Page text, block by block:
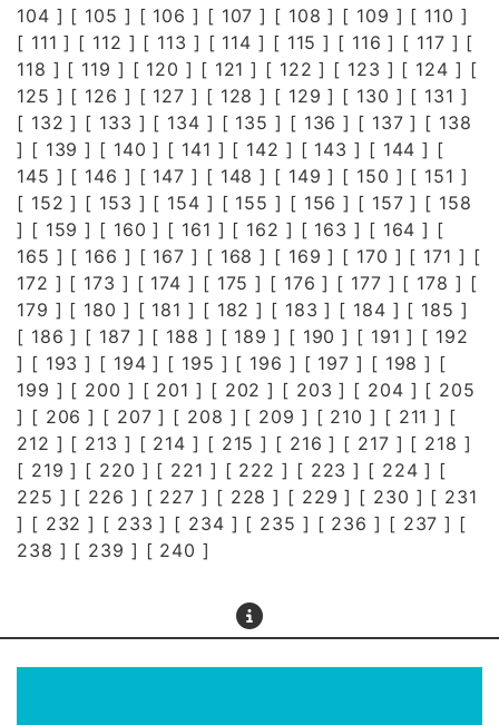
104 ] [ 105 ] [ 106 ] [ 107 ] [ 108 ] [ 109 ] [ 110 ]
[ 111 ] [ 112 ] [ 113 ] [ 114 ] [ 115 ] [ 116 ] [ 117 ] [
118 ] [ 119 ] [ 120 ] [ 121 ] [ 122 ] [ 123 ] [ 124 ] [
125 ] [ 126 ] [ 127 ] [ 128 ] [ 129 ] [ 130 ] [ 131 ]
[ 132 ] [ 133 ] [ 134 ] [ 135 ] [ 136 ] [ 137 ] [ 138
] [ 139 ] [ 140 ] [ 141 ] [ 142 ] [ 143 ] [ 144 ] [
145 ] [ 146 ] [ 147 ] [ 148 ] [ 149 ] [ 150 ] [ 151 ]
[ 152 ] [ 153 ] [ 154 ] [ 155 ] [ 156 ] [ 157 ] [ 158
] [ 159 ] [ 160 ] [ 161 ] [ 162 ] [ 163 ] [ 164 ] [
165 ] [ 166 ] [ 167 ] [ 168 ] [ 169 ] [ 170 ] [ 171 ] [
172 ] [ 173 ] [ 174 ] [ 175 ] [ 176 ] [ 177 ] [ 178 ] [
179 ] [ 180 ] [ 181 ] [ 182 ] [ 183 ] [ 184 ] [ 185 ]
[ 186 ] [ 187 ] [ 188 ] [ 189 ] [ 190 ] [ 191 ] [ 192
] [ 193 ] [ 194 ] [ 195 ] [ 196 ] [ 197 ] [ 198 ] [
199 ] [ 200 ] [ 201 ] [ 202 ] [ 203 ] [ 204 ] [ 205
] [ 206 ] [ 207 ] [ 208 ] [ 209 ] [ 210 ] [ 211 ] [
212 ] [ 213 ] [ 214 ] [ 215 ] [ 216 ] [ 217 ] [ 218 ]
[ 219 ] [ 220 ] [ 221 ] [ 222 ] [ 223 ] [ 224 ] [
225 ] [ 226 ] [ 227 ] [ 228 ] [ 229 ] [ 230 ] [ 231
] [ 232 ] [ 233 ] [ 234 ] [ 235 ] [ 236 ] [ 237 ] [
238 ] [ 239 ] [ 240 ]